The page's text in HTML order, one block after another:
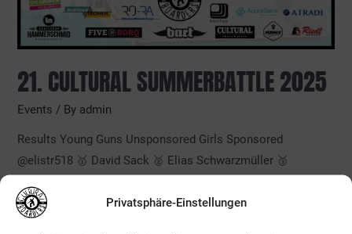
Privatsphäre-Einstellungen
21. CULTURAL SUMMERBATTLE 2025
Events / By admin
Results Young Guns Unsponsored Girls Sponsored
@elistr518 🥇 David Sack 🥈 Elias Schwarzmüller 🥉
@tobi_schneidaa 🥇 @tobiasingelsberger 🥈 @pikostillriding